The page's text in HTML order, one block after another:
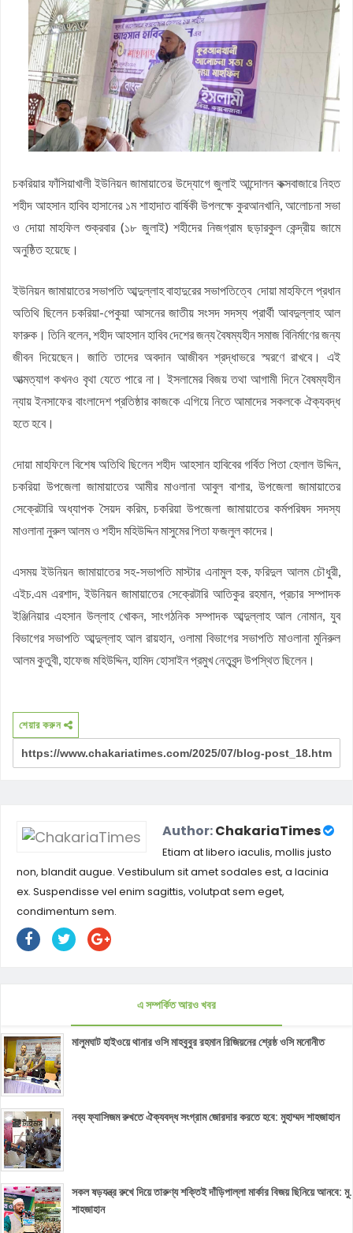
কফিল উদ্দিন
জয়নাল আবেদীন মহিউচ্ছুন্নাহ দাখিল মাদ্রাসায় বৃক্ষরোপণ কর্মসূচি অনুষ্ঠিত
সসাসের পাঁচদিনের সংগীত কর্মশালা সম্পন্ন
চকরিয়ায় উপজেলা স্কাউটসের মাসিক সভা অনুষ্ঠিত
বেগম রোকেয়া সাখাওয়াত হোসেন বৃত্তির তৃতীয় পুরস্কার পেলো তাসরিফুল
করিম
বেগম রোকেয়া সাখাওয়াত হোসেন বৃত্তির পুরস্কার পেলো পাঁচ শতাধিক
চকরিয়া প্রেসক্লাবের উদ্যোগে জুলাই গণঅভ্যুত্থান দিবসের আলোচনা সভা
ও দোয়া মাহফিল
চকরিয়ার ফাঁসিয়াখালী ইউনিয়ন জামায়াতের উদ্যোগে জুলাই আন্দোলন কক্সবাজারে নিহত
শহীদ আহসান হাবিব হাসানের ১ম শাহাদাত বার্ষিকী উপলক্ষে কুরআনখানি, আলোচনা সভা
ও দোয়া মাহফিল শুক্রবার (১৮ জুলাই) শহীদের নিজগ্রাম ছড়ারকুল কেন্দ্রীয় জামে
অনুষ্ঠিত হয়েছে।
ইউনিয়ন জামায়াতের সভাপতি আব্দুল্লাহ বাহাদুরের সভাপতিত্বে দোয়া মাহফিলে প্রধান
অতিথি ছিলেন চকরিয়া-পেকুয়া আসনের জাতীয় সংসদ সদস্য প্রার্থী আবদুল্লাহ আল
ফারুক। তিনি বলেন, শহীদ আহসান হাবিব দেশের জন্য বৈষম্যহীন সমাজ বিনির্মাণের জন্য
জীবন দিয়েছেন। জাতি তাদের অবদান আজীবন শ্রদ্ধাভরে স্মরণে রাখবে। এই
আত্মত্যাগ কখনও বৃথা যেতে পারে না। ইসলামের বিজয় তথা আগামী দিনে বৈষম্যহীন
ন্যায় ইনসাফের বাংলাদেশ প্রতিষ্ঠার কাজকে এগিয়ে নিতে আমাদের সকলকে ঐক্যবদ্ধ
হতে হবে।
দোয়া মাহফিলে বিশেষ অতিথি ছিলেন শহীদ আহসান হাবিবের গর্বিত পিতা হেলাল উদ্দিন,
চকরিয়া উপজেলা জামায়াতের আমীর মাওলানা আবুল বাশার, উপজেলা জামায়াতের
সেক্রেটারি অধ্যাপক সৈয়দ করিম, চকরিয়া উপজেলা জামায়াতের কর্মপরিষদ সদস্য
মাওলানা নুরুল আলম ও শহীদ মহিউদ্দিন মাসুমের পিতা ফজলুল কাদের।
এসময় ইউনিয়ন জামায়াতের সহ-সভাপতি মাস্টার এনামুল হক, ফরিদুল আলম চৌধুরী,
এইচ.এম এরশাদ, ইউনিয়ন জামায়াতের সেক্রেটারি আতিকুর রহমান, প্রচার সম্পাদক
ইঞ্জিনিয়ার এহসান উল্লাহ খোকন, সাংগঠনিক সম্পাদক আব্দুল্লাহ আল নোমান, যুব
বিভাগের সভাপতি আব্দুল্লাহ আল রায়হান, ওলামা বিভাগের সভাপতি মাওলানা মুনিরুল
আলম কুতুবী, হাফেজ মহিউদ্দিন, হামিদ হোসাইন প্রমুখ নেতৃবৃন্দ উপস্থিত ছিলেন।
শেয়ার করুন
Author:ChakariaTimes
Etiam at libero iaculis, mollis justo
non, blandit augue. Vestibulum sit amet sodales est, a lacinia
ex. Suspendisse vel enim sagittis, volutpat sem eget,
condimentum sem.
এ সম্পর্কিত আরও খবর
মালুমঘাট হাইওয়ে থানার ওসি মাহবুবুর রহমান রিজিয়নের শ্রেষ্ঠ ওসি মনোনীত
নব্য ফ্যাসিজম রুখতে ঐক্যবদ্ধ সংগ্রাম জোরদার করতে হবে: মুহাম্মদ শাহজাহান
সকল ষড়যন্ত্র রুখে দিয়ে তারুণ্য শক্তিই দাঁড়িপাল্লা মার্কার বিজয় ছিনিয়ে আনবে: মু.
শাহজাহান